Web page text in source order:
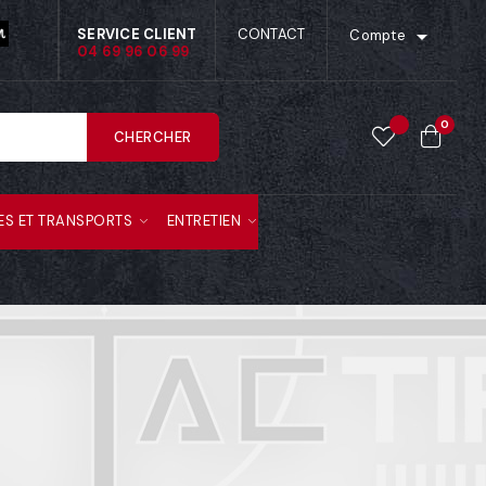
SERVICE CLIENT
04 69 96 06 99
CONTACT Compte 
CHERCHER
0
ET TRANSPORTS ENTRETIEN